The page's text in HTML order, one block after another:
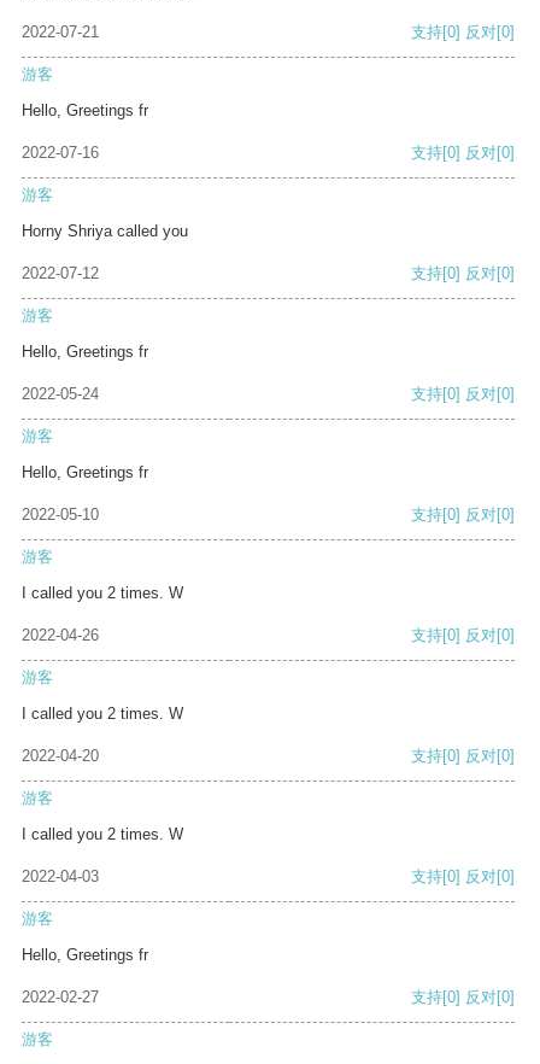
2022-07-21 支持[0] 反对[0]
游客
Hello, Greetings fr
2022-07-16 支持[0] 反对[0]
游客
Horny Shriya called you
2022-07-12 支持[0] 反对[0]
游客
Hello, Greetings fr
2022-05-24 支持[0] 反对[0]
游客
Hello, Greetings fr
2022-05-10 支持[0] 反对[0]
游客
I called you 2 times. W
2022-04-26 支持[0] 反对[0]
游客
I called you 2 times. W
2022-04-20 支持[0] 反对[0]
游客
I called you 2 times. W
2022-04-03 支持[0] 反对[0]
游客
Hello, Greetings fr
2022-02-27 支持[0] 反对[0]
游客